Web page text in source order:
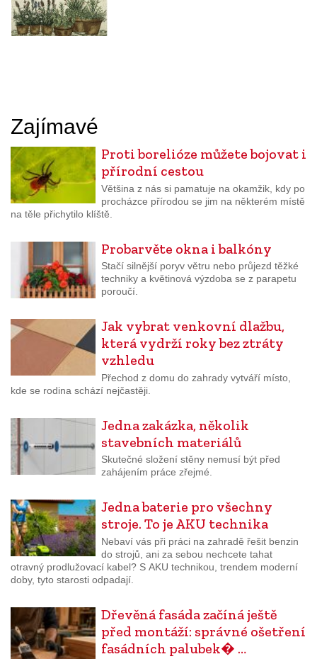
Zajímavé
Proti borelióze můžete bojovat i
přírodní cestou
Většina z nás si pamatuje na okamžik, kdy po
procházce přírodou se jim na některém místě
na těle přichytilo klíště.
Probarvěte okna i balkóny
Stačí silnější poryv větru nebo průjezd těžké
techniky a květinová výzdoba se z parapetu
poroučí.
Jak vybrat venkovní dlažbu,
která vydrží roky bez ztráty
vzhledu
Přechod z domu do zahrady vytváří místo,
kde se rodina schází nejčastěji.
Jedna zakázka, několik
stavebních materiálů
Skutečné složení stěny nemusí být před
zahájením práce zřejmé.
Jedna baterie pro všechny
stroje. To je AKU technika
Nebaví vás při práci na zahradě řešit benzin
do strojů, ani za sebou nechcete tahat
otravný prodlužovací kabel? S AKU technikou, trendem moderní
doby, tyto starosti odpadají.
Dřevěná fasáda začíná ještě
před montáží: správné ošetření
fasádních palubek� …